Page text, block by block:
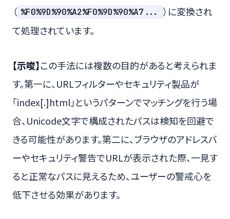
（ %F0%9D%90%A2%F0%9D%90%A7...
）に変換され
て処理されています。
【示唆】この手法には複数の目的があると考えられま
す。第一に、URLフィルターやセキュリティ製品が
「index[.]html」というパターンでマッチングを行う場
合、Unicode文字で構成されたパスは検知を回避で
きる可能性があります。第二に、ブラウザのアドレスバ
ーやセキュリティ警告でURLが表示された際、一見す
ると正常なパスに見えるため、ユーザーの警戒心を
低下させる効果があります。